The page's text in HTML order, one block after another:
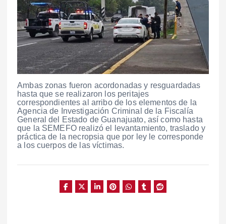
Ambas zonas fueron acordonadas y resguardadas
hasta que se realizaron los peritajes
correspondientes al arribo de los elementos de la
Agencia de Investigación Criminal de la Fiscalía
General del Estado de Guanajuato, así como hasta
que la SEMEFO realizó el levantamiento, traslado y
práctica de la necropsia que por ley le corresponde
a los cuerpos de las víctimas.